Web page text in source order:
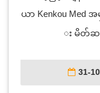
ယာ Kenkou Med
း မိတ်ဆက်
31-